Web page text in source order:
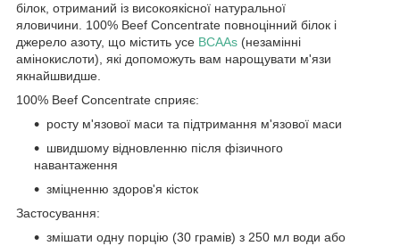
білок, отриманий із високоякісної натуральної
яловичини. 100% Beef Concentrate повноцінний білок і
джерело азоту, що містить усе BCAAs (незамінні
амінокислоти), які допоможуть вам нарощувати м'язи
якнайшвидше.
100% Beef Concentrate сприяє:
росту м'язової маси та підтримання м'язової маси
швидшому відновленню після фізичного
навантаження
зміцненню здоров'я кісток
Застосування:
змішати одну порцію (30 грамів) з 250 мл води або